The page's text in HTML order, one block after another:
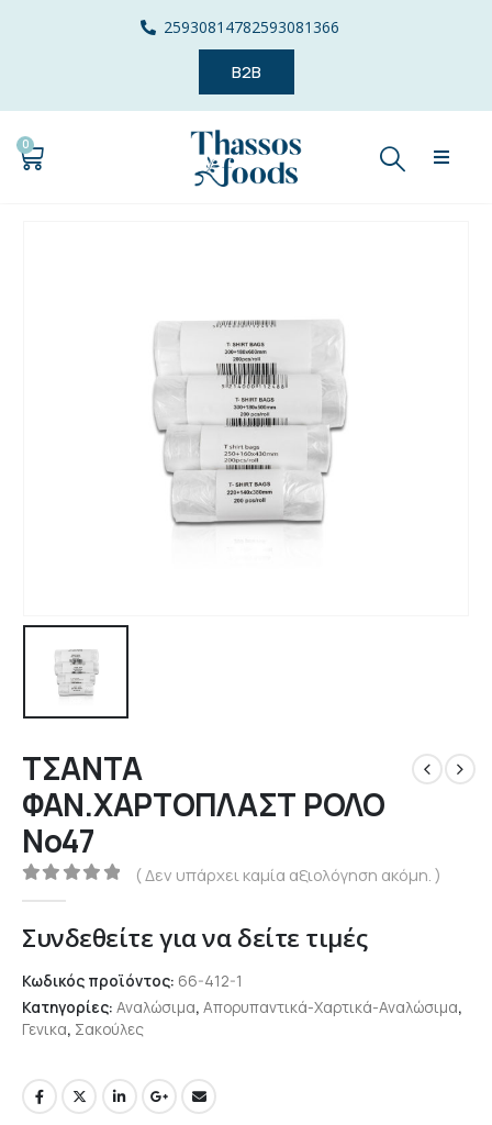
25930814782593081366
B2B
0
ΤΣΑΝΤΑ
ΦΑΝ.ΧΑΡΤΟΠΛΑΣΤ ΡΟΛΟ
Νο47
0out of 5
( Δεν υπάρχει καμία αξιολόγηση ακόμη. )
Συνδεθείτε για να δείτε τιμές
Κωδικός προϊόντος: 66-412-1
Κατηγορίες: Αναλώσιμα, Απορυπαντικά-Χαρτικά-Αναλώσιμα,
Γενικα, Σακούλες